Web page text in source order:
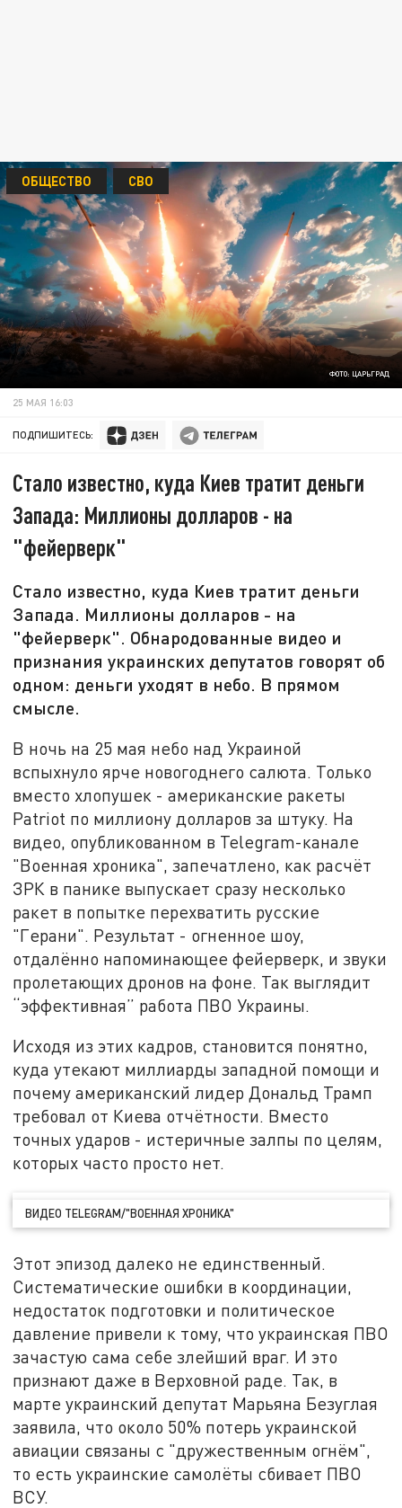
ФОТО: ЦАРЬГРАД
ОБЩЕСТВО СВО
25 МАЯ 16:03
ПОДПИШИТЕСЬ:
Стало известно, куда Киев тратит деньги
Запада: Миллионы долларов - на
"фейерверк"
Стало известно, куда Киев тратит деньги
Запада. Миллионы долларов - на
"фейерверк". Обнародованные видео и
признания украинских депутатов говорят об
одном: деньги уходят в небо. В прямом
смысле.
В ночь на 25 мая небо над Украиной
вспыхнуло ярче новогоднего салюта. Только
вместо хлопушек - американские ракеты
Patriot по миллиону долларов за штуку. На
видео, опубликованном в Telegram-канале
"Военная хроника", запечатлено, как расчёт
ЗРК в панике выпускает сразу несколько
ракет в попытке перехватить русские
"Герани". Результат - огненное шоу,
отдалённо напоминающее фейерверк, и звуки
пролетающих дронов на фоне. Так выглядит
“эффективная” работа ПВО Украины.
Исходя из этих кадров, становится понятно,
куда утекают миллиарды западной помощи и
почему американский лидер Дональд Трамп
требовал от Киева отчётности. Вместо
точных ударов - истеричные залпы по целям,
которых часто просто нет.
ВИДЕО TELEGRAM/"ВОЕННАЯ ХРОНИКА"
Этот эпизод далеко не единственный.
Систематические ошибки в координации,
недостаток подготовки и политическое
давление привели к тому, что украинская ПВО
зачастую сама себе злейший враг. И это
признают даже в Верховной раде. Так, в
марте украинский депутат Марьяна Безуглая
заявила, что около 50% потерь украинской
авиации связаны с "дружественным огнём",
то есть украинские самолёты сбивает ПВО
ВСУ.